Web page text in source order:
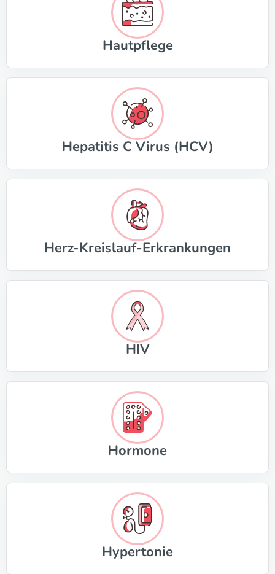
Hautpflege
Hepatitis C Virus (HCV)
Herz-Kreislauf-Erkrankungen
HIV
Hormone
Hypertonie